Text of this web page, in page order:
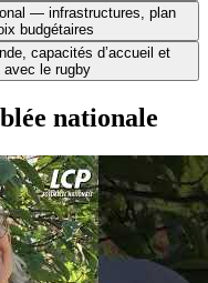
— infrastructures, plan
budgétaires
capacités d’accueil et
avec le rugby
nationale